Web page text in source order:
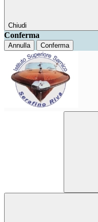
Chiudi
Conferma
Annulla Conferma